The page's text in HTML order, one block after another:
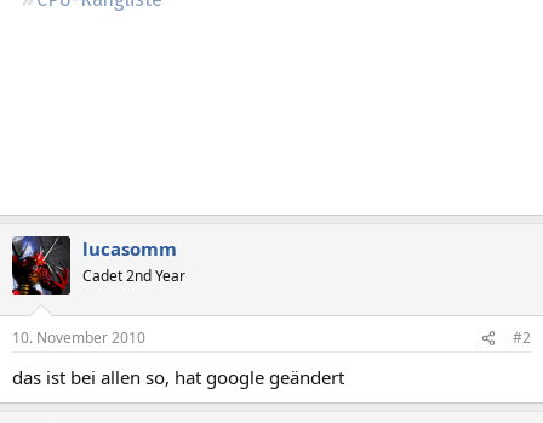
lucasomm
Cadet 2nd Year
10. November 2010 #2
das ist bei allen so, hat google geändert